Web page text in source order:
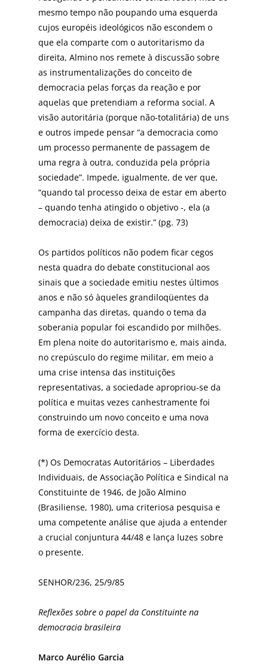
mesmo tempo não poupando uma esquerda
cujos européis ideológicos não escondem o
que ela comparte com o autoritarismo da
direita, Almino nos remete à discussão sobre
as instrumentalizações do conceito de
democracia pelas forças da reação e por
aquelas que pretendiam a reforma social. A
visão autoritária (porque não-totalitária) de uns
e outros impede pensar “a democracia como
um processo permanente de passagem de
uma regra à outra, conduzida pela própria
sociedade”. Impede, igualmente, de ver que,
“quando tal processo deixa de estar em aberto
– quando tenha atingido o objetivo -, ela (a
democracia) deixa de existir.” (pg. 73)
Os partidos políticos não podem ficar cegos
nesta quadra do debate constitucional aos
sinais que a sociedade emitiu nestes últimos
anos e não só àqueles grandiloqüentes da
campanha das diretas, quando o tema da
soberania popular foi escandido por milhões.
Em plena noite do autoritarismo e, mais ainda,
no crepúsculo do regime militar, em meio a
uma crise intensa das instituições
representativas, a sociedade apropriou-se da
política e muitas vezes canhestramente foi
construindo um novo conceito e uma nova
forma de exercício desta.
(*) Os Democratas Autoritários – Liberdades
Individuais, de Associação Política e Sindical na
Constituinte de 1946, de João Almino
(Brasiliense, 1980), uma criteriosa pesquisa e
uma competente análise que ajuda a entender
a crucial conjuntura 44/48 e lança luzes sobre
o presente.
SENHOR/236, 25/9/85
Reflexões sobre o papel da Constituinte na
democracia brasileira
Marco Aurélio Garcia